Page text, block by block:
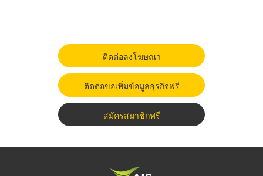
ติดต่อลงโฆษณา
ติดต่อขอเพิ่มข้อมูลธุรกิจฟรี
สมัครสมาชิกฟรี